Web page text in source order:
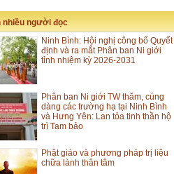
nhiều người đọc
Ninh Bình: Hội nghị công bố Quyết
định và ra mắt Phân ban Ni giới
tỉnh nhiệm kỳ 2026-2031
Phân ban Ni giới TW thăm, cúng
dàng các trường hạ tại Ninh Bình
và Hưng Yên: Lan tỏa tinh thần hộ
trì Tam bảo
Phật giáo và phương pháp trị liệu
chữa lành thân tâm